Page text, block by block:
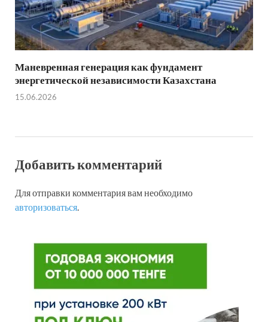
Маневренная генерация как фундамент
энергетической независимости Казахстана
15.06.2026
Добавить комментарий
Для отправки комментария вам необходимо
авторизоваться.